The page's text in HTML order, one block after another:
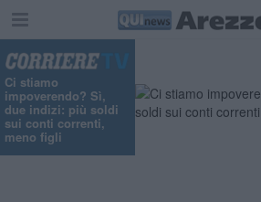
Ci stiamo
impoverendo? Sì,
due indizi: più soldi
sui conti correnti,
meno figli